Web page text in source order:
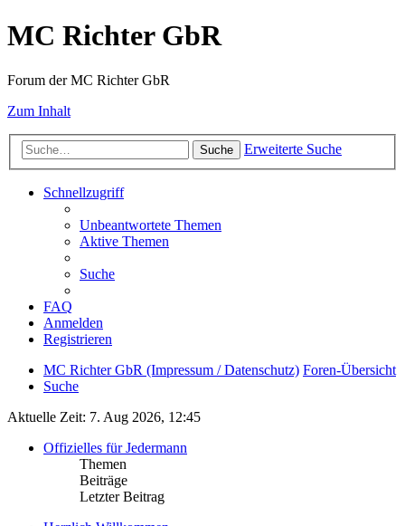
MC Richter GbR
Forum der MC Richter GbR
Zum Inhalt
Suche Erweiterte Suche
Schnellzugriff
Unbeantwortete Themen
Aktive Themen
Suche
FAQ
Anmelden
Registrieren
MC Richter GbR (Impressum / Datenschutz) Foren-Übersicht
Suche
Aktuelle Zeit: 7. Aug 2026, 12:45
Offizielles für Jedermann
Themen
Beiträge
Letzter Beitrag